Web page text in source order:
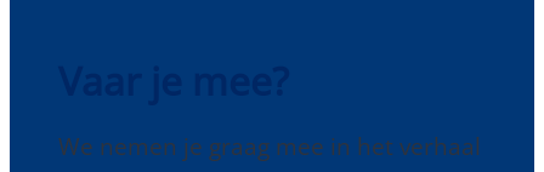
We nemen je graag mee in het verhaal